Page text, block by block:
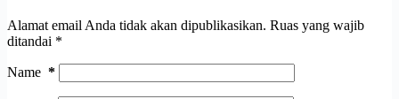
Alamat email Anda tidak akan dipublikasikan. Ruas yang wajib
ditandai *
Name *